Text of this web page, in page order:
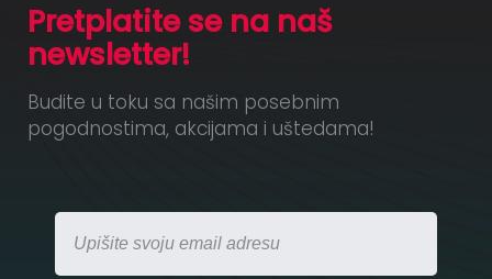
Pretplatite se na naš
newsletter!
Budite u toku sa našim posebnim
pogodnostima, akcijama i uštedama!